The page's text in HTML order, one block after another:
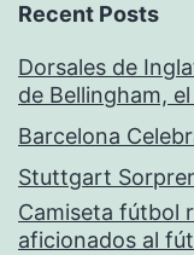
Recent Posts
Dorsales de
de Bellingham,
Barcelona
Stuttgart
Camiseta fútbol
aficionados al